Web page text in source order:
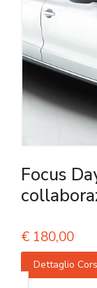
Focus
€ 180,00
Dettaglio